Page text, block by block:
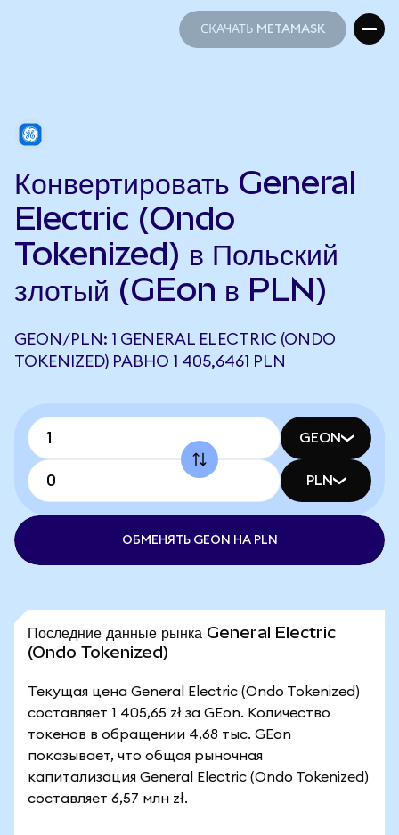
СКАЧАТЬ METAMASK
Конвертировать General
Electric (Ondo
Tokenized) в Польский
злотый (GEon в PLN)
GEON/PLN: 1 GENERAL ELECTRIC (ONDO
TOKENIZED) РАВНО 1 405,6461 PLN
GEON
PLN
ОБМЕНЯТЬ GEON НА PLN
Последние данные рынка General Electric
(Ondo Tokenized)
Текущая цена General Electric (Ondo Tokenized)
составляет 1 405,65 zł за GEon. Количество
токенов в обращении 4,68 тыс. GEon
показывает, что общая рыночная
капитализация General Electric (Ondo Tokenized)
составляет 6,57 млн zł.